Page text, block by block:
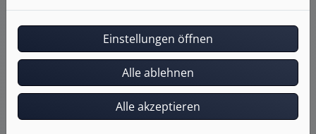
News
Einstellungen öffnen
Alle ablehnen
Alle akzeptieren